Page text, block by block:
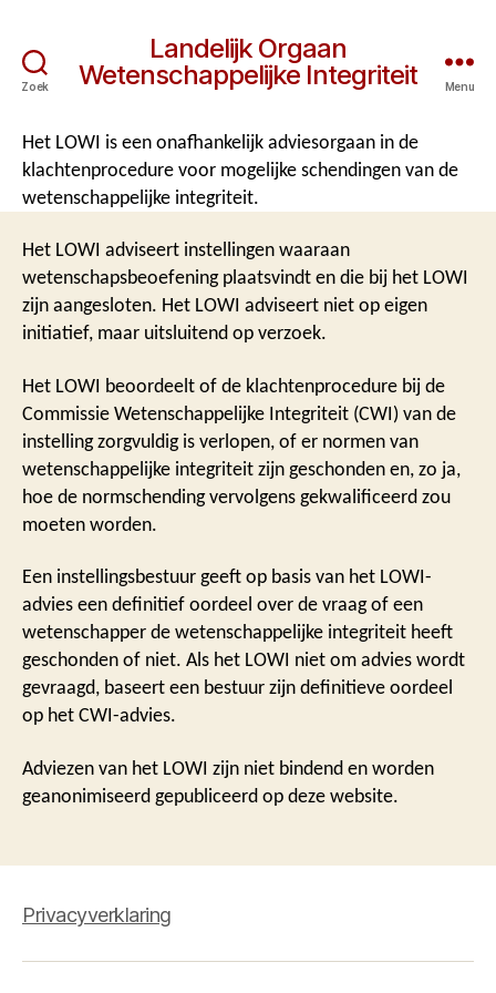
Zoek
Landelijk Orgaan
Wetenschappelijke Integriteit
Menu
Het LOWI is een onafhankelijk adviesorgaan in de
klachtenprocedure voor mogelijke schendingen van de
wetenschappelijke integriteit.
Het LOWI adviseert instellingen waaraan
wetenschapsbeoefening plaatsvindt en die bij het LOWI
zijn aangesloten. Het LOWI adviseert niet op eigen
initiatief, maar uitsluitend op verzoek.
Het LOWI beoordeelt of de klachtenprocedure bij de
Commissie Wetenschappelijke Integriteit (CWI) van de
instelling zorgvuldig is verlopen, of er normen van
wetenschappelijke integriteit zijn geschonden en, zo ja,
hoe de normschending vervolgens gekwalificeerd zou
moeten worden.
Een instellingsbestuur geeft op basis van het LOWI-
advies een definitief oordeel over de vraag of een
wetenschapper de wetenschappelijke integriteit heeft
geschonden of niet. Als het LOWI niet om advies wordt
gevraagd, baseert een bestuur zijn definitieve oordeel
op het CWI-advies.
Adviezen van het LOWI zijn niet bindend en worden
geanonimiseerd gepubliceerd op deze website.
Privacyverklaring